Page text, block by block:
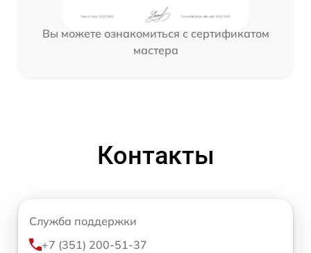
Вы можете ознакомиться с сертификатом
мастера
Контакты
Служба поддержки
+7 (351) 200-51-37